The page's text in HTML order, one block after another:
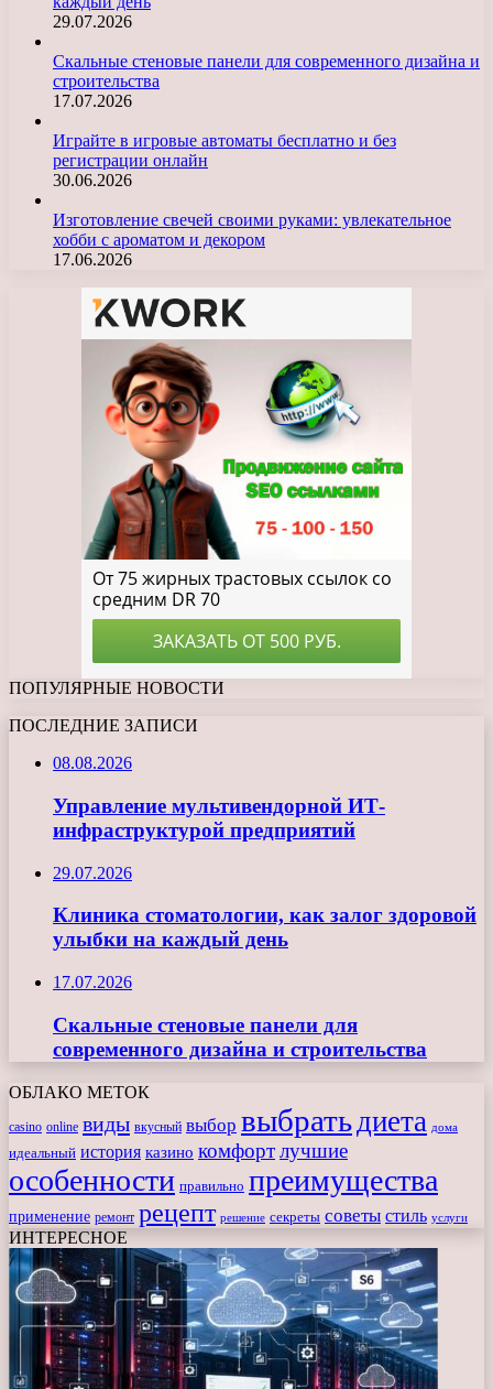
29.07.2026
Скальные стеновые панели для современного дизайна и
строительства
17.07.2026
Играйте в игровые автоматы бесплатно и без
регистрации онлайн
30.06.2026
Изготовление свечей своими руками: увлекательное
хобби с ароматом и декором
17.06.2026
ПОПУЛЯРНЫЕ НОВОСТИ
ПОСЛЕДНИЕ ЗАПИСИ
08.08.2026
Управление мультивендорной ИТ-
инфраструктурой предприятий
29.07.2026
Клиника стоматологии, как залог здоровой
улыбки на каждый день
17.07.2026
Скальные стеновые панели для
современного дизайна и строительства
ОБЛАКО МЕТОК
casino online виды вкусный выбор выбрать диета дома
идеальный история казино комфортлучшие
особенности правильно преимущества
применение ремонт рецепт решение секреты советы стиль услуги
ИНТЕРЕСНОЕ